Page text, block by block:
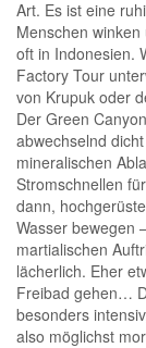
Art. Es ist eine
Menschen
oft in Indonesien.
Factory Tour
von Krupuk oder
Der Green
abwechselnd
mineralischen
Stromschnellen
dann,
Wasser bewegen
martialischen
lächerlich. Eher
Freibad gehen…
besonders
also möglichst